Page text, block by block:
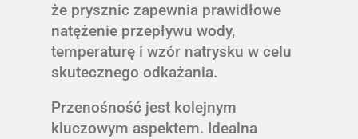
że prysznic zapewnia prawidłowe
natężenie przepływu wody,
temperaturę i wzór natrysku w celu
skutecznego odkażania.
Przenośność jest kolejnym
kluczowym aspektem. Idealna